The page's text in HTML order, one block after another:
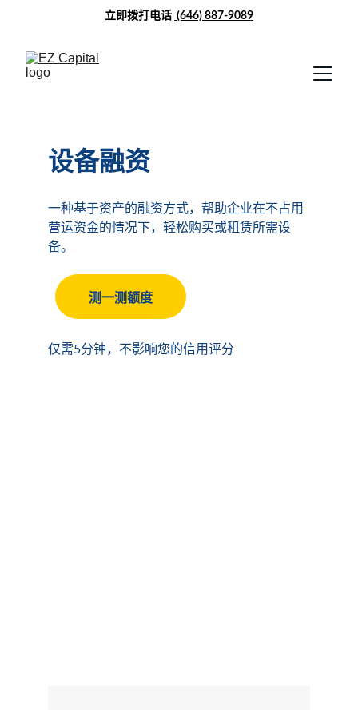
立即拨打电话 (646) 887-9089
设备融资
一种基于资产的融资方式，帮助企业在不占用
营运资金的情况下，轻松购买或租赁所需设
备。
测一测额度
仅需5分钟，不影响您的信用评分